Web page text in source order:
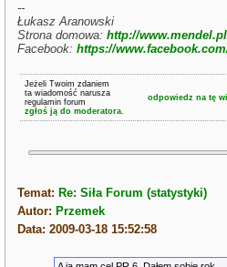
--
Łukasz Aranowski
Strona domowa:http://
Facebook:https://
Jeżeli Twoim zdaniem
ta wiadomość narusza
regulamin forum
zgłoś ją do moderatora.
odpowiedz na tę
Temat: Re: Siła Forum (statystyki)
Autor: Przemek
Data: 2009-03-18 15:52:58